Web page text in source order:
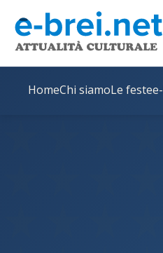
HomeChi siamoLe feste